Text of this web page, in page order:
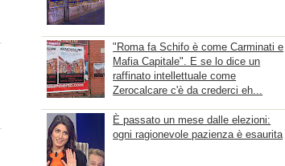
"Roma fa Schifo è come Carminati e
Mafia Capitale". E se lo dice un
raffinato intellettuale come
Zerocalcare c'è da crederci eh...
È passato un mese dalle elezioni:
ogni ragionevole pazienza è esaurita